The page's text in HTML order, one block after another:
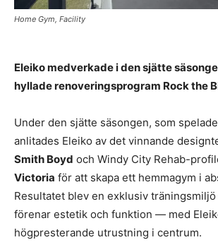
Home Gym, Facility
Eleiko medverkade i den sjätte
hyllade renoveringsprogram Rock the
Under den sjätte säsongen, som
anlitades Eleiko av det vinnande
Smith Boyd och Windy City Rehab-
Victoria för att skapa ett hemmagym i
Resultatet blev en exklusiv
förenar estetik och funktion — med
högpresterande utrustning i centrum.